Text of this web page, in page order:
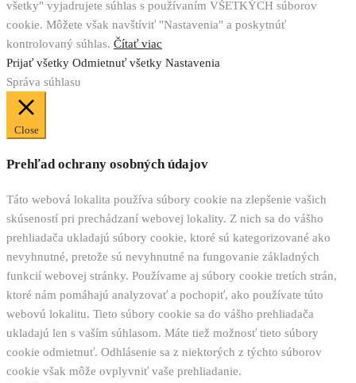
všetky" vyjadrujete súhlas s používaním VŠETKÝCH súborov
cookie. Môžete však navštíviť "Nastavenia" a poskytnúť
kontrolovaný súhlas. Čítať viac
Prijať všetky Odmietnuť všetky Nastavenia
Správa súhlasu
Close
Prehľad ochrany osobných údajov
Táto webová lokalita používa súbory cookie na zlepšenie vašich
skúseností pri prechádzaní webovej lokality. Z nich sa do vášho
prehliadača ukladajú súbory cookie, ktoré sú kategorizované ako
nevyhnutné, pretože sú nevyhnutné na fungovanie základných
funkcií webovej stránky. Používame aj súbory cookie tretích strán,
ktoré nám pomáhajú analyzovať a pochopiť, ako používate túto
webovú lokalitu. Tieto súbory cookie sa do vášho prehliadača
ukladajú len s vaším súhlasom. Máte tiež možnosť tieto súbory
cookie odmietnuť. Odhlásenie sa z niektorých z týchto súborov
cookie však môže ovplyvniť vaše prehliadanie.